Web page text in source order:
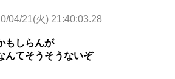
04/21(火) 21:40:03.28
もしらんが
んてそうそうないぞ